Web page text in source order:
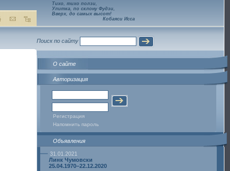
Тихо, тихо ползи,
Улитка, по склону Фудзи,
Вверх, до самых высот!
Кобаяси Исса
Поиск по сайту
О сайте
Авторизация
Регистрация
Напомнить пароль
Объявления
31.01.2021
Линк Чумовски
25.04.1970–22.12.2020